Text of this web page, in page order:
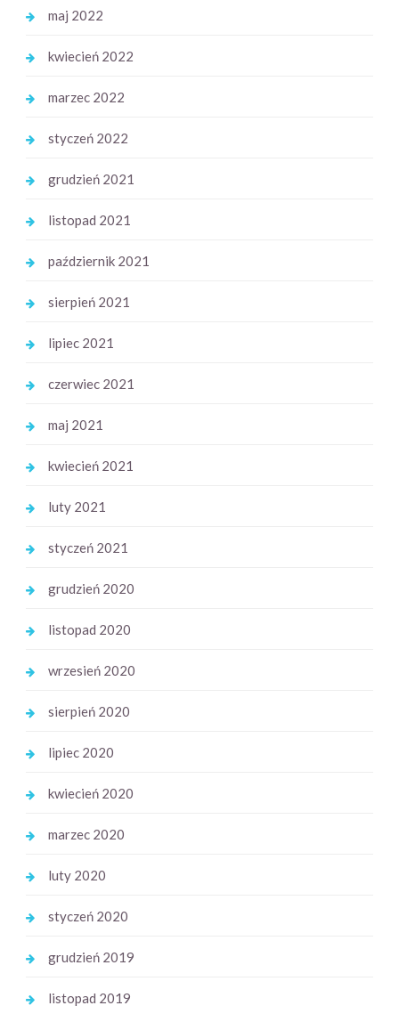
maj 2022
kwiecień 2022
marzec 2022
styczeń 2022
grudzień 2021
listopad 2021
październik 2021
sierpień 2021
lipiec 2021
czerwiec 2021
maj 2021
kwiecień 2021
luty 2021
styczeń 2021
grudzień 2020
listopad 2020
wrzesień 2020
sierpień 2020
lipiec 2020
kwiecień 2020
marzec 2020
luty 2020
styczeń 2020
grudzień 2019
listopad 2019